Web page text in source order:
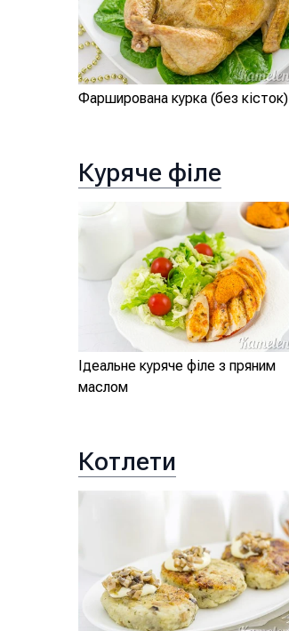
Фарширована курка (без кісток)
Куряче філе
Ідеальне куряче філе з пряним
маслом
Котлети